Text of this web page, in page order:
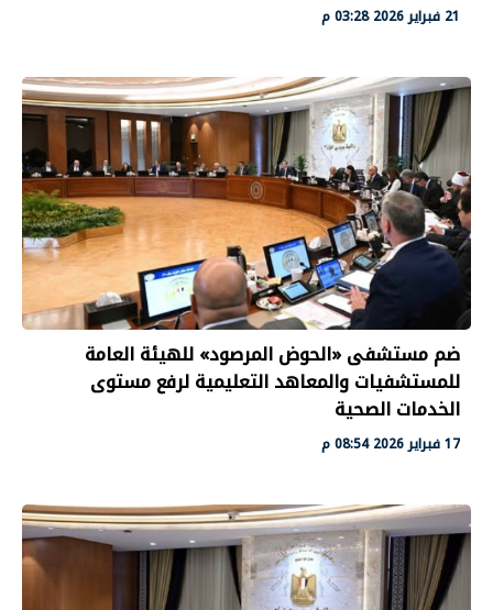
21 فبراير 2026 03:28 م
ضم مستشفى «الحوض المرصود» للهيئة العامة
للمستشفيات والمعاهد التعليمية لرفع مستوى
الخدمات الصحية
17 فبراير 2026 08:54 م